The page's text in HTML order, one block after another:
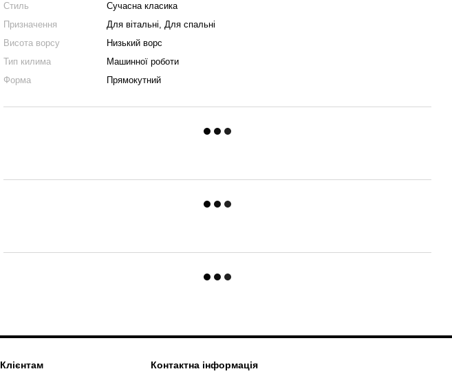
Стиль
Сучасна класика
Призначення
Для вітальні, Для спальні
Висота ворсу
Низький ворс
Тип килима
Машинної роботи
Форма
Прямокутний
Клієнтам Контактна інформація